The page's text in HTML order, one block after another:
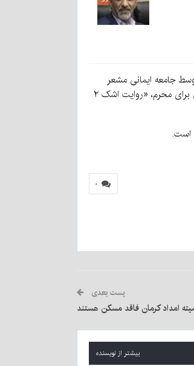
توسط جامعه ایمانی مشعر
کشور گردآوری شده در این همایش رونمایی می شود؛ افزود: جامعه ایمانی مشعر استان نیز پس از انتشار «روایت اشک» مجموعه اشعار شاعران کرمانی برای محرم، «روایت اشک ۲
است.
۰
پست بعدی
بیشتر از نویسنده